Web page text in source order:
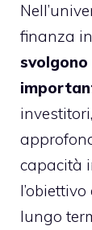
finanza
capacità
lungo